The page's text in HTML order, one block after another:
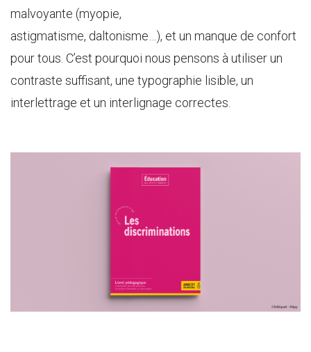
malvoyante (myopie,
astigmatisme, daltonisme…), et un manque de confort
pour tous. C’est pourquoi nous pensons à utiliser un
contraste suffisant, une typographie lisible, un
interlettrage et un interlignage correctes.